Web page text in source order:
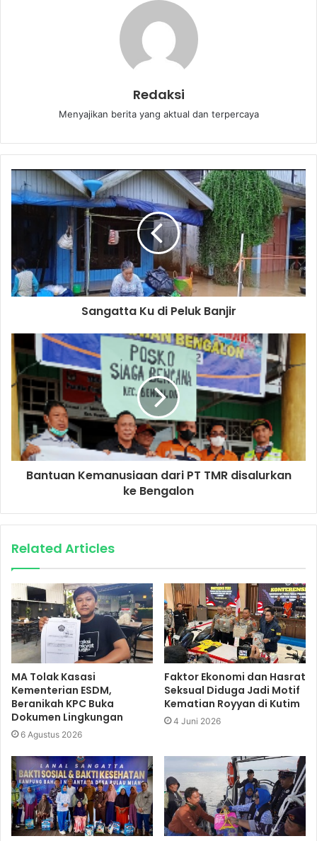
Redaksi
Menyajikan berita yang aktual dan terpercaya
Sangatta Ku di Peluk Banjir
Bantuan Kemanusiaan dari PT TMR disalurkan
ke Bengalon
Related Articles
MA Tolak Kasasi
Kementerian ESDM,
Beranikah KPC Buka
Dokumen Lingkungan
6 Agustus 2026
Faktor Ekonomi dan Hasrat
Seksual Diduga Jadi Motif
Kematian Royyan di Kutim
4 Juni 2026